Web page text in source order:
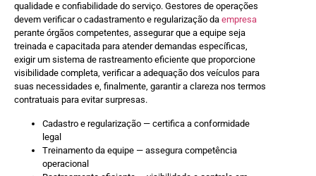
qualidade e confiabilidade do serviço. Gestores de operações
devem verificar o cadastramento e regularização da empresa
perante órgãos competentes, assegurar que a equipe seja
treinada e capacitada para atender demandas específicas,
exigir um sistema de rastreamento eficiente que proporcione
visibilidade completa, verificar a adequação dos veículos para
suas necessidades e, finalmente, garantir a clareza nos termos
contratuais para evitar surpresas.
Cadastro e regularização — certifica a conformidade
legal
Treinamento da equipe — assegura competência
operacional